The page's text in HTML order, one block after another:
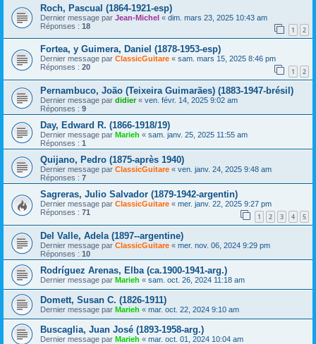
Roch, Pascual (1864-1921-esp)
Dernier message par Jean-Michel « dim. mars 23, 2025 10:43 am
Réponses : 18 1 2
Fortea, y Guimera, Daniel (1878-1953-esp)
Dernier message par ClassicGuitare « sam. mars 15, 2025 8:46 pm
Réponses : 20 1 2
Pernambuco, João (Teixeira Guimarães) (1883-1947-brésil)
Dernier message par didier« ven. févr. 14, 2025 9:02 am
Réponses : 9
Day, Edward R. (1866-1918/19)
Dernier message par Marieh « sam. janv. 25, 2025 11:55 am
Réponses : 1
Quijano, Pedro (1875-après 1940)
Dernier message par ClassicGuitare « ven. janv. 24, 2025 9:48 am
Réponses : 7
Sagreras, Julio Salvador (1879-1942-argentin)
Dernier message par ClassicGuitare « mer. janv. 22, 2025 9:27 pm
Réponses : 71 1 2 3 4 5
Del Valle, Adela (1897--argentine)
Dernier message par ClassicGuitare « mer. nov. 06, 2024 9:29 pm
Réponses : 10
Rodríguez Arenas, Elba (ca.1900-1941-arg.)
Dernier message par Marieh « sam. oct. 26, 2024 11:18 am
Domett, Susan C. (1826-1911)
Dernier message par Marieh « mar. oct. 22, 2024 9:10 am
Buscaglia, Juan José (1893-1958-arg.)
Dernier message par Marieh « mar. oct. 01, 2024 10:04 am